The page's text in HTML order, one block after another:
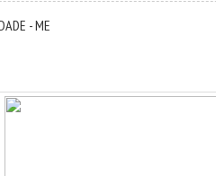
- ME